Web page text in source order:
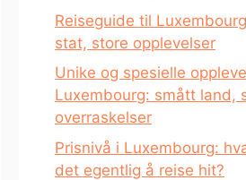
Reiseguide til
stat, store opplevelser
Unike og spesielle
Luxembourg: smått land,
overraskelser
Prisnivå i Luxembourg:
det egentlig å reise hit?